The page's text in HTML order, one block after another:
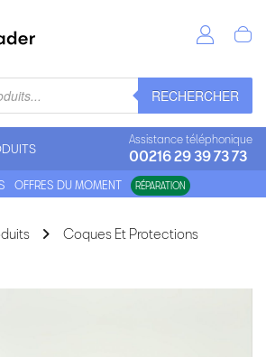
RECHERCHER
Assistance téléphonique
00216 29 39 73 73
OFFRES DU MOMENT RÉPARATION
Coques Et Protections